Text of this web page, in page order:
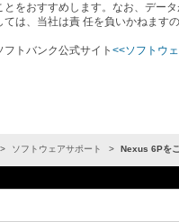
とをおすすめします。なお、デー
ては、当社は責 任を負いかねます
トバンク公式サイト <<ソフトウ
ソフトウェアサポート Nexus 6Pを